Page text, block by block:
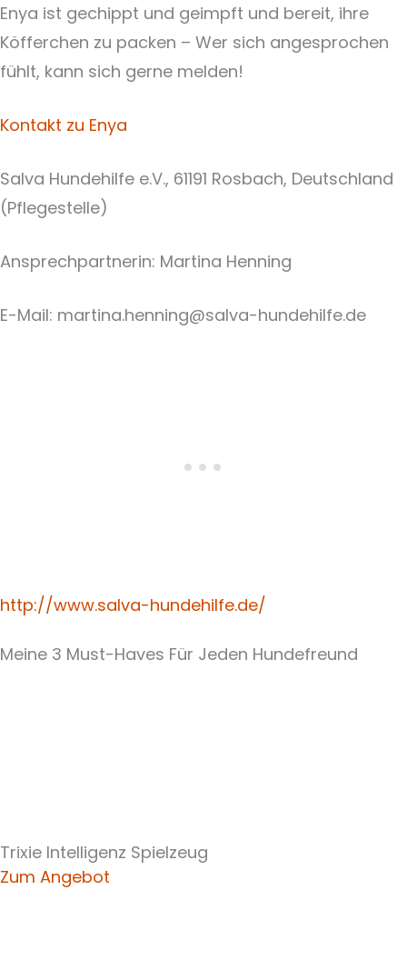
Enya ist gechippt und geimpft und bereit, ihre
Köfferchen zu packen – Wer sich angesprochen
fühlt, kann sich gerne melden!
Kontakt zu Enya
Salva Hundehilfe e.V., 61191 Rosbach, Deutschland
(Pflegestelle)
Ansprechpartnerin: Martina Henning
E-Mail: martina.henning@salva-hundehilfe.de
http://www.salva-hundehilfe.de/
Meine 3 Must-Haves Für Jeden Hundefreund​
Trixie Intelligenz Spielzeug
Zum Angebot